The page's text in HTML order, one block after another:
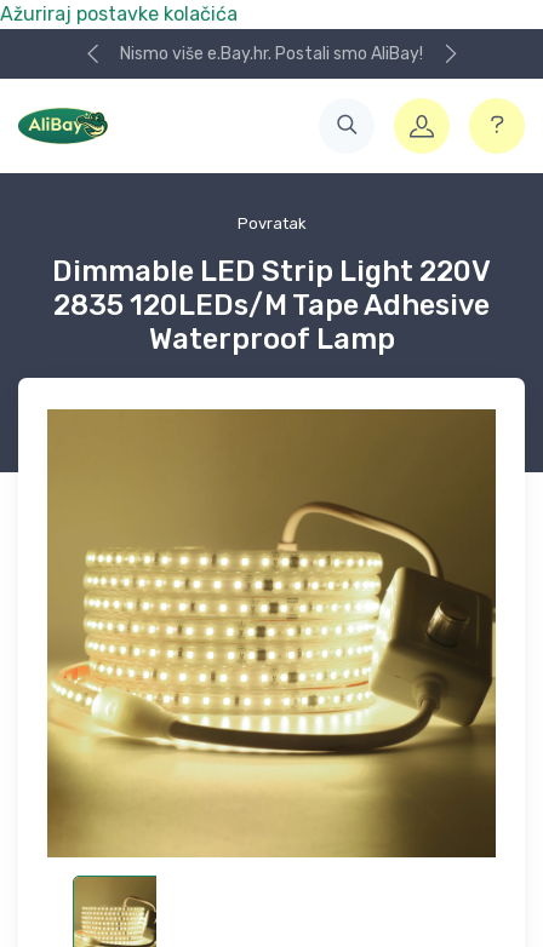
Ažuriraj postavke kolačića
Nismo više e.Bay.hr. Postali smo AliBay!
Povratak
Dimmable LED Strip Light 220V
2835 120LEDs/M Tape Adhesive
Waterproof Lamp